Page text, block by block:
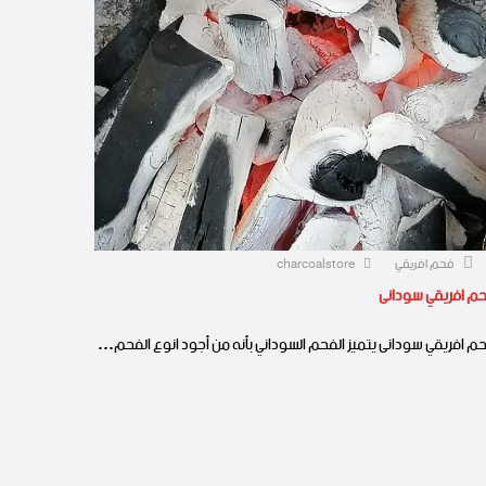
فحم افريقي
افريقي سودانى
افريقي سودانى يتميز الفحم السوداني بأنه من أجود انوع الفحم…